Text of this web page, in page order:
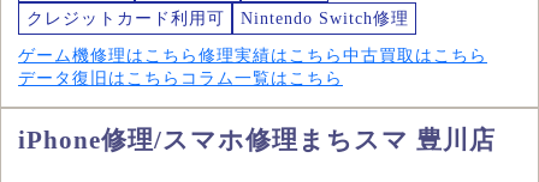
クレジットカード利用可
Nintendo Switch修理
ゲーム機修理はこちら 修理実績はこちら 中古買取はこちら
データ復旧はこちら コラム一覧はこちら
iPhone修理/スマホ修理まちスマ 豊川店